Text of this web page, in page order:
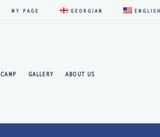
MY PAGE GEORGIAN ENGLISH
CAMP GALLERY ABOUT US